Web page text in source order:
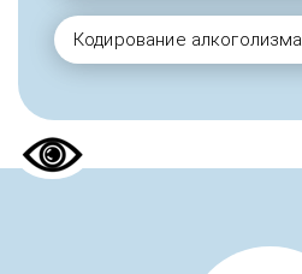
Кодирование алкоголизма